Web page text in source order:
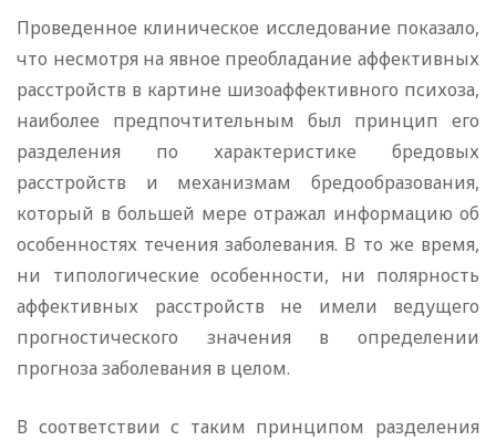
Проведенное клиническое исследование показало,
что несмотря на явное преобладание аффективных
расстройств в картине шизоаффективного психоза,
наиболее предпочтительным был принцип его
разделения по характеристике бредовых
расстройств и механизмам бредообразования,
который в большей мере отражал информацию об
особенностях течения заболевания. В то же время,
ни типологические особенности, ни полярность
аффективных расстройств не имели ведущего
прогностического значения в определении
прогноза заболевания в целом.
В соответствии с таким принципом разделения